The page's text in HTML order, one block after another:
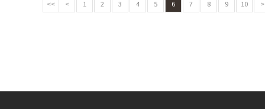
<< < 1 2 3 4 5 6 7 8 9 10 >